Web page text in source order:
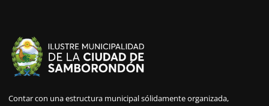
Contar con una estructura municipal sólidamente organizada,